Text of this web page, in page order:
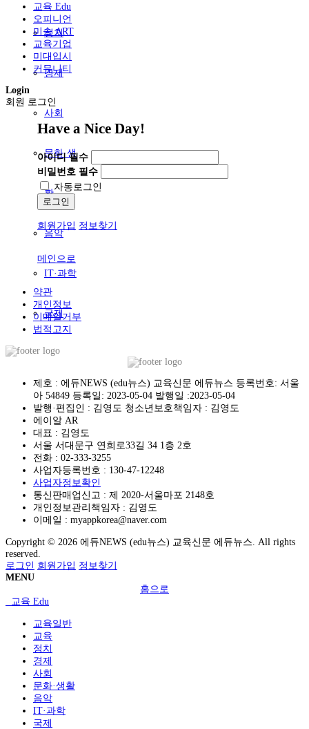
정치
경제
사회
문화·생
활
음악
IT·과학
국제
교육 Edu
오피니언
미술 ART
교육기업
미대입시
커뮤니티
Login
회원 로그인
Have a Nice Day!
아이디필수
비밀번호 필수
자동로그인
로그인
회원가입 정보찾기
메인으로
약관
개인정보
이메일거부
법적고지
제호 : 에듀NEWS (edu뉴스) 교육신문 에듀뉴스 등록번호: 서울
아 54849 등록일: 2023-05-04 발행일 :2023-05-04
발행·편집인 : 김영도 청소년보호책임자 : 김영도
에이알 AR
대표 : 김영도
서울 서대문구 연희로33길 34 1층 2호
전화 : 02-333-3255
사업자등록번호 : 130-47-12248
사업자정보확인
통신판매업신고 : 제 2020-서울마포 2148호
개인정보관리책임자 : 김영도
이메일 : myappkorea@naver.com
Copyright © 2026 에듀NEWS (edu뉴스) 교육신문 에듀뉴스. All rights
reserved.
로그인 회원가입 정보찾기
MENU
홈으로
교육 Edu
교육일반
교육
정치
경제
사회
문화·생활
음악
IT·과학
국제